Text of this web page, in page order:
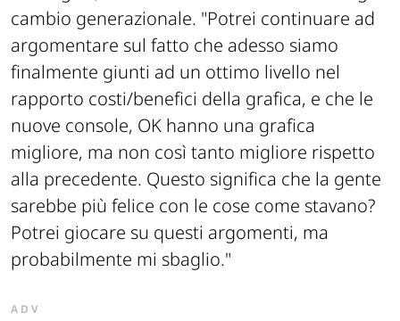
cambio generazionale. "Potrei continuare ad
argomentare sul fatto che adesso siamo
finalmente giunti ad un ottimo livello nel
rapporto costi/benefici della grafica, e che le
nuove console, OK hanno una grafica
migliore, ma non così tanto migliore rispetto
alla precedente. Questo significa che la gente
sarebbe più felice con le cose come stavano?
Potrei giocare su questi argomenti, ma
probabilmente mi sbaglio."
ADV